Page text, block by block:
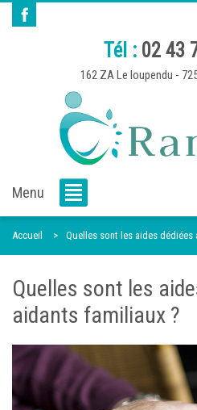
Tél : 02 43
162 ZA Le loupendu -
Menu
Accueil Quelles sont les aides dédiées
Quelles sont les
aidants familiaux ?